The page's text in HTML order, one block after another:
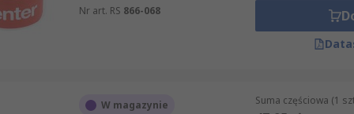
Nr art. RS 866-068
W magazynie Suma częściowa (1